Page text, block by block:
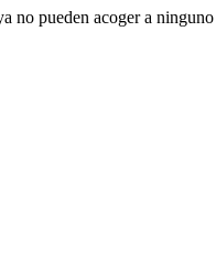
no pueden acoger a ninguno